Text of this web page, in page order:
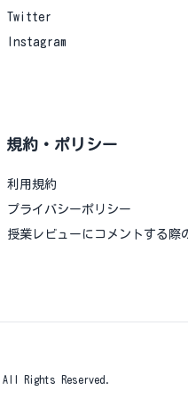
Twitter
Instagram
規約・ポリシー
利用規約
プライバシーポリシー
授業レビューにコメントする際
All Rights Reserved.